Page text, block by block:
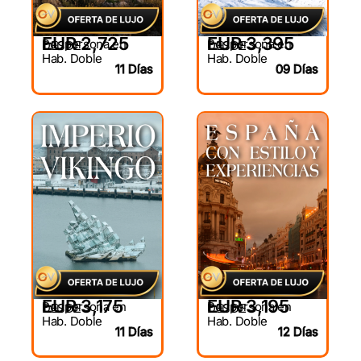
DESDE
EUR 2,725
Por persona en
Hab. Doble
11 Días
DESDE
EUR 3,395
Por persona en
Hab. Doble
09 Días
DESDE
EUR 3,175
Por persona en
Hab. Doble
11 Días
DESDE
EUR 3,195
Por persona en
Hab. Doble
12 Días